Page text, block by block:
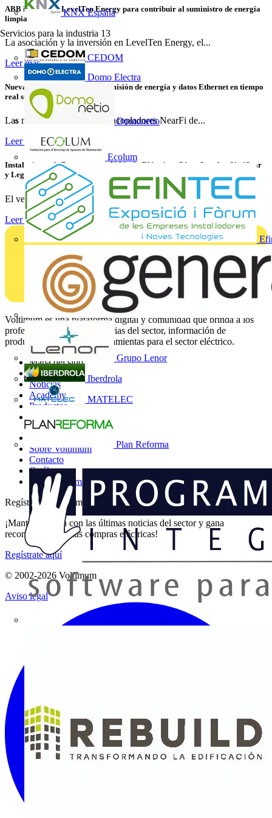
KNX España
Servicios para la industria 13
CEDOM
Domo Electra
Domonetio
Ecolum
Grupo Lenor
Iberdrola
MATELEC
Plan Reforma
ABB invierte en LevelTen Energy para contribuir al suministro de energía
limpia
La asociación y la inversión en LevelTen Energy, el...
Leer más
Nuevas variantes para la transmisión de energía y datos Ethernet en tiempo
real sin contacto
Las nuevas variantes de los acopladores NearFi de...
Leer más
Instalaciones de Recarga para Vehículo Eléctrico: Cómo Instalar, Verificar
y Legalizar con Éxito
El vehículo eléctrico ya no es una tendencia emergente: es...
Leer más
Voltimum es una plataforma digital y comunidad que brinda a los
profesionales eléctricos noticias del sector, información de
productos, formación y herramientas para el sector eléctrico.
Mapa del sitio
Inicio
Noticias
Academy
Productos
Sobre Voltimum
Contacto
Catálogos
Grupo Voltimum
Regístrate en Voltimum
¡Mantente al día con las últimas noticias del sector y gana
recompensas por tus compras eléctricas!
Regístrate aquí
© 2002-2026 Voltimum
Aviso legal